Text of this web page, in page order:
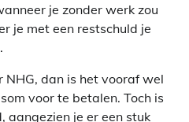
je zonder werk zou
je met een restschuld je
NHG, dan is het vooraf wel
voor te betalen. Toch is
aangezien je er een stuk